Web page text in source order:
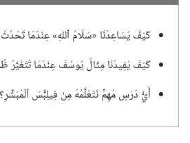
كَيْفَ يُسَاعِدُنَا «سَلَامُ ٱللهِ» عِنْدَمَا
كَيْفَ يُفِيدُنَا مِثَالُ يُوسُفَ عِنْدَمَا تَتَغَيَّرُ
أَيُّ دَرْسٍ مُهِمٍّ نَتَعَلَّمُهُ مِنْ فِيلِبُّسَ ٱلْمُبَشِّرِ؟‏